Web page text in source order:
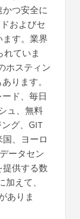
つ安全に
およびセ
す。業界
ていま
ホスティン
ります。
ド、毎日
ュ、無料
グ、GIT
、ヨーロ
ータセン
提供する数
えて、
ありま